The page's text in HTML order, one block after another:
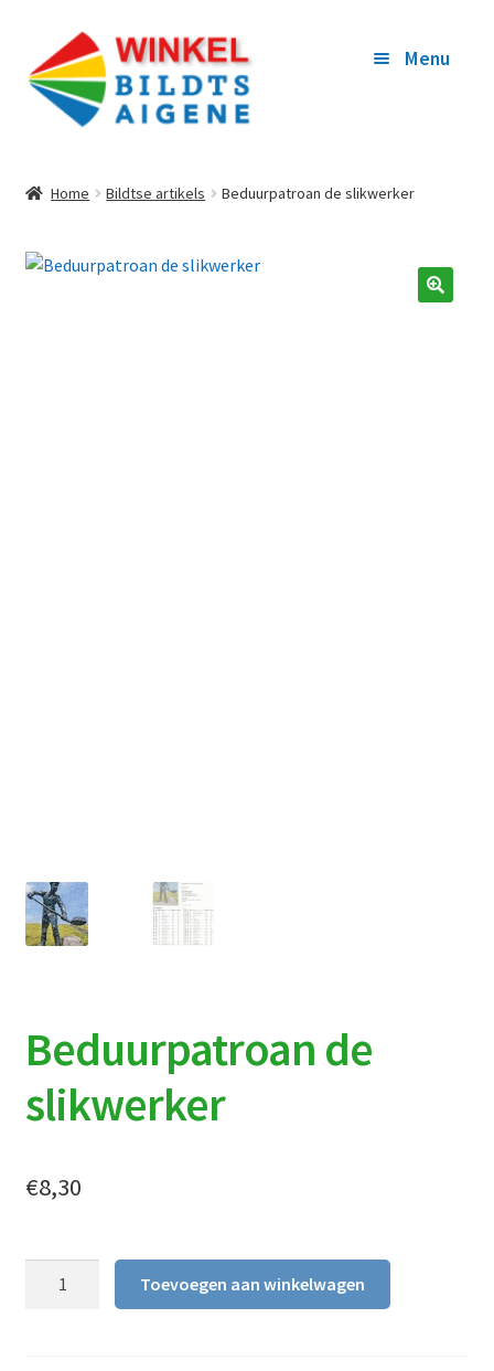
door
naar
navigatie
naar
de
inhoud
Menu
WINKELKORFY
Home Bildtse artikels Beduurpatroan de slikwerker
Beduurpatroan de
slikwerker
€8,30
Beduurpatroan
Toevoegen aan winkelwagen